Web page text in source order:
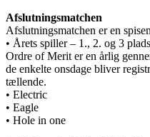
Afslutningsmatchen
Afslutningsmatchen er en
• Årets spiller – 1., 2. og 3
Ordre of Merit er en årlig
de enkelte onsdage bliver
tællende.
• Electric
• Eagle
• Hole in one